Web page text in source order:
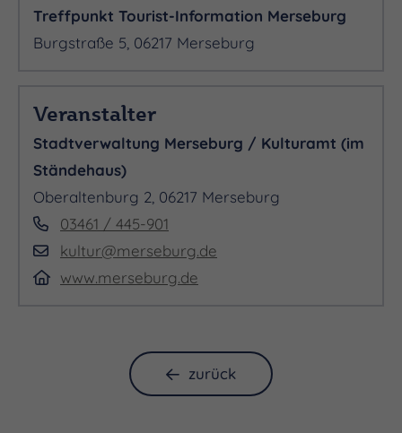
Treffpunkt Tourist-Information Merseburg
Burgstraße 5, 06217 Merseburg
Veranstalter
Stadtverwaltung Merseburg / Kulturamt (im
Ständehaus)
Oberaltenburg 2, 06217 Merseburg
03461 / 445-901
kultur@merseburg.de
www.merseburg.de
zurück